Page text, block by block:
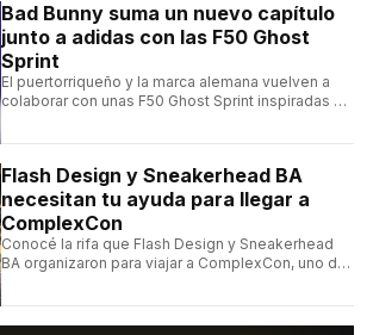
Bad Bunny suma un nuevo capítulo
junto a adidas con las F50 Ghost
Sprint
El puertorriqueño y la marca alemana vuelven a
colaborar con unas F50 Ghost Sprint inspiradas en
Flash Design y Sneakerhead BA
necesitan tu ayuda para llegar a
ComplexCon
Conocé la rifa que Flash Design y Sneakerhead
BA organizaron para viajar a ComplexCon, uno de